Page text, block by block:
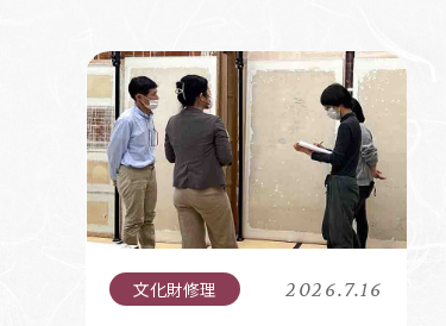
2026.7.16